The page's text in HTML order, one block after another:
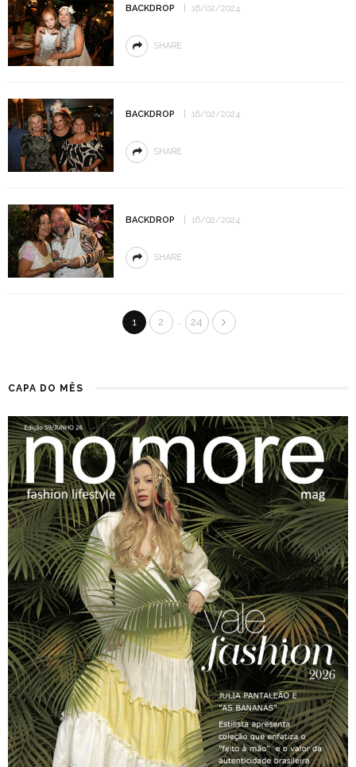
BACKDROP 16/02/2024
SHARE
BACKDROP 16/02/2024
SHARE
BACKDROP 16/02/2024
SHARE
1 2 … 24
CAPA DO MÊS